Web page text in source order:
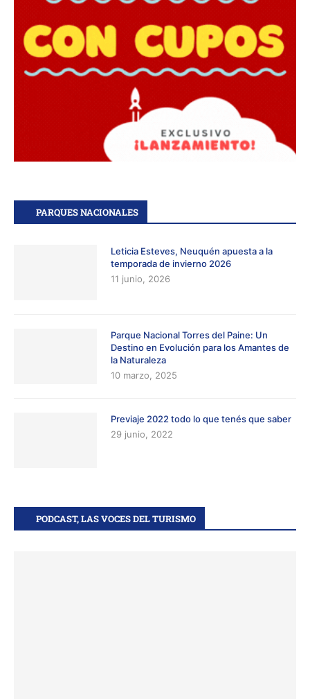
PARQUES NACIONALES
Leticia Esteves, Neuquén apuesta a la
temporada de invierno 2026
11 junio, 2026
Parque Nacional Torres del Paine: Un
Destino en Evolución para los Amantes de
la Naturaleza
10 marzo, 2025
Previaje 2022 todo lo que tenés que saber
29 junio, 2022
PODCAST, LAS VOCES DEL TURISMO